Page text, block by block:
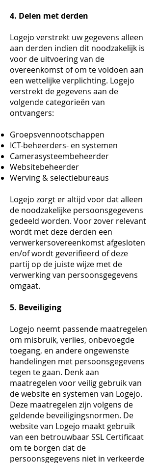
4. Delen met derden
Logejo verstrekt uw gegevens alleen
aan derden indien dit noodzakelijk is
voor de uitvoering van de
overeenkomst of om te voldoen aan
een wettelijke verplichting. Logejo
verstrekt de gegevens aan de
volgende categorieën van
ontvangers:
Groepsvennootschappen
ICT-beheerders- en systemen
Camerasysteembeheerder
Websitebeheerder
Werving & selectiebureaus
Logejo zorgt er altijd voor dat alleen
de noodzakelijke persoonsgegevens
gedeeld worden. Voor zover relevant
wordt met deze derden een
verwerkersovereenkomst afgesloten
en/of wordt geverifieerd of deze
partij op de juiste wijze met de
verwerking van persoonsgegevens
omgaat.
5. Beveiliging
Logejo neemt passende maatregelen
om misbruik, verlies, onbevoegde
toegang, en andere ongewenste
handelingen met persoonsgegevens
tegen te gaan. Denk aan
maatregelen voor veilig gebruik van
de website en systemen van Logejo.
Deze maatregelen zijn volgens de
geldende beveiligingsnormen. De
website van Logejo maakt gebruik
van een betrouwbaar SSL Certificaat
om te borgen dat de
persoonsgegevens niet in verkeerde